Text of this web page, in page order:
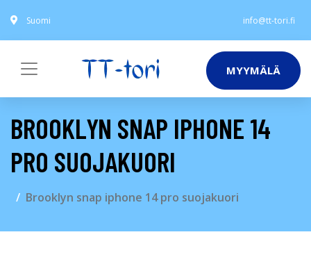
Suomi info@tt-tori.fi
MYYMÄLÄ
BROOKLYN SNAP IPHONE 14
PRO SUOJAKUORI
Brooklyn snap iphone 14 pro suojakuori